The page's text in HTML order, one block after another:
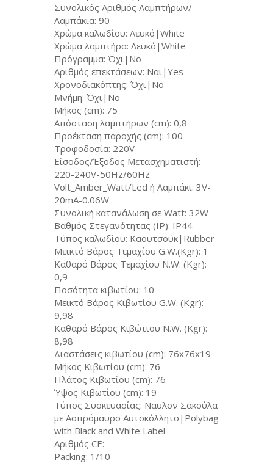
Συνολικός Αριθμός Λαμπτήρων/
Λαμπάκια: 90
Χρώμα καλωδίου: Λευκό|White
Χρώμα λαμπτήρα: Λευκό|White
Πρόγραμμα: Όχι|No
Αριθμός επεκτάσεων: Ναι|Yes
Χρονοδιακόπτης: Όχι|No
Μνήμη: Όχι|No
Μήκος (cm): 75
Απόσταση λαμπτήρων (cm): 0,8
Προέκταση παροχής (cm): 100
Τροφοδοσία: 220V
Είσοδος/Έξοδος Μετασχηματιστή:
220-240V-50Hz/60Hz
Volt_Amber_Watt/Led ή Λαμπάκι: 3V-
20mA-0.06W
Συνολική κατανάλωση σε Watt: 32W
Βαθμός Στεγανότητας (IP): IP44
Τύπος καλωδίου: Καουτσούκ|Rubber
Μεικτό Βάρος Τεμαχίου G.W.(Kgr): 1
Καθαρό Βάρος Τεμαχίου N.W. (Kgr):
0,9
Ποσότητα κιβωτίου: 10
Μεικτό Βάρος Κιβωτίου G.W. (Kgr):
9,98
Καθαρό Βάρος Κιβώτιου N.W. (Kgr):
8,98
Διαστάσεις κιβωτίου (cm): 76x76x19
Μήκος Κιβωτίου (cm): 76
Πλάτος Κιβωτίου (cm): 76
Ύψος Κιβωτίου (cm): 19
Τύπος Συσκευασίας: Ναϋλον Σακούλα
με Ασπρόμαυρο Αυτοκόλλητο|Polybag
with Black and White Label
Αριθμός CE:
Packing: 1/10